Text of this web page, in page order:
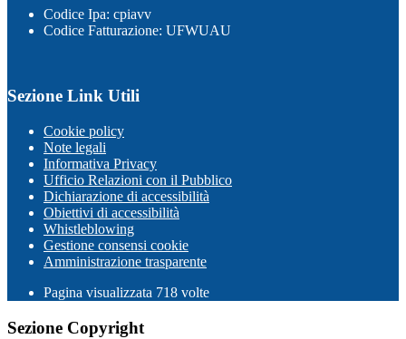
Codice Ipa: cpiavv
Codice Fatturazione: UFWUAU
Sezione Link Utili
Cookie policy
Note legali
Informativa Privacy
Ufficio Relazioni con il Pubblico
Dichiarazione di accessibilità
Obiettivi di accessibilità
Whistleblowing
Gestione consensi cookie
Amministrazione trasparente
Pagina visualizzata 718 volte
Sezione Copyright